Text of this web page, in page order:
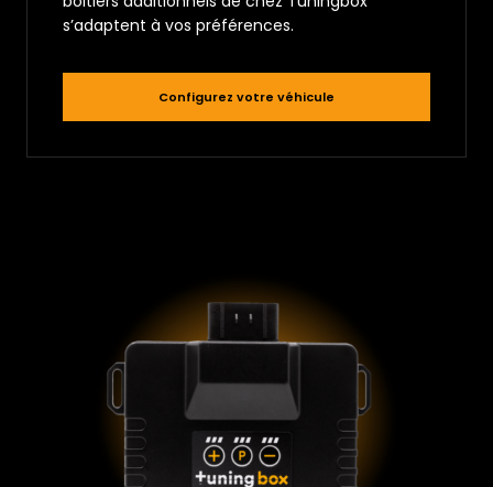
s’adaptent à vos préférences.
Configurez votre véhicule